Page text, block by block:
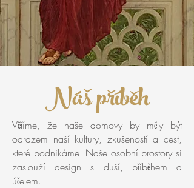
Náš příběh
Věříme, že naše domovy by měly být
odrazem naší kultury, zkušeností a cest,
které podnikáme. Naše osobní prostory si
zaslouží design s duší, příběhem a
účelem.